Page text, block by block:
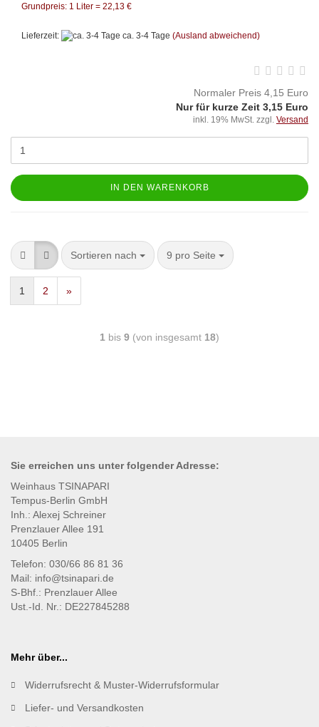
Grundpreis: 1 Liter = 22,13 €
Lieferzeit: ca. 3-4 Tage (Ausland abweichend)
Normaler Preis 4,15 Euro
Nur für kurze Zeit 3,15 Euro
inkl. 19% MwSt. zzgl. Versand
IN DEN WARENKORB
Sortieren nach 9 pro Seite
1 2 »
1 bis 9 (von insgesamt 18)
Sie erreichen uns unterfolgenderAdresse:
Weinhaus TSINAPARI
Tempus-Berlin GmbH
Inh.: Alexej Schreiner
Prenzlauer Allee 191
10405 Berlin
Telefon: 030/66 86 81 36
Mail: info@tsinapari.de
S-Bhf.: Prenzlauer Allee
Ust.-Id. Nr.: DE227845288
Mehr über...
Widerrufsrecht & Muster-Widerrufsformular
Liefer- und Versandkosten